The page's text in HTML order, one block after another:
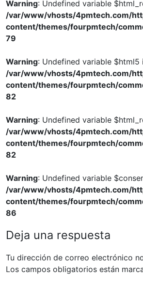
Warning: Undefined variable
/var/www/vhosts/4pmtech.com/
content/themes/fourpmtech/
79
Warning: Undefined variable $html5
/var/www/vhosts/4pmtech.com/
content/themes/fourpmtech/
82
Warning: Undefined variable
/var/www/vhosts/4pmtech.com/
content/themes/fourpmtech/
82
Warning: Undefined variable
/var/www/vhosts/4pmtech.com/
content/themes/fourpmtech/
86
Deja una respuesta
Tu dirección de correo electrónico
Los campos obligatorios están